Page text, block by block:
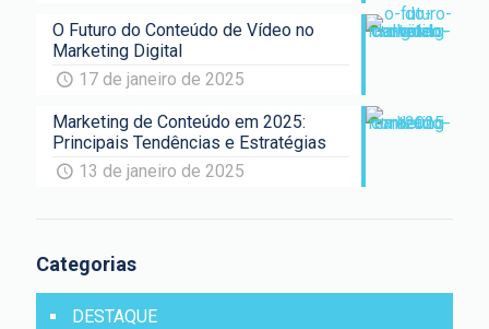
O Futuro do Conteúdo de Vídeo no
Marketing Digital
17 de janeiro de 2025
Marketing de Conteúdo em 2025:
Principais Tendências e Estratégias
13 de janeiro de 2025
Categorias
DESTAQUE